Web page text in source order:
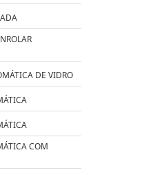
DE VIDRO
COM